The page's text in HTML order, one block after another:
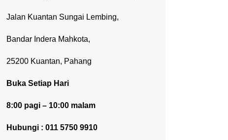
Jalan Kuantan Sungai Lembing,
Bandar Indera Mahkota,
25200 Kuantan, Pahang
Buka Setiap Hari
8:00 pagi – 10:00 malam
Hubungi : 011 5750 9910